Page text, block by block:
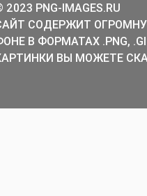
2023 PNG-IMAGES.RU
СОДЕРЖИТ
В ФОРМАТАХ .PNG,
ВЫ МОЖЕТЕ